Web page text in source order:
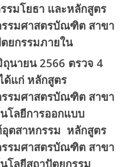
รมโยธา และหลักสูตร
รมศาสตรบัณฑิต สาขา
ยกรรมภายใน
นายน 2566 ตรวจ 4
ด้แก่ หลักสูตร
รมศาสตรบัณฑิต สาขา
โลยีการออกแบบ
ตสาหกรรม หลักสูตร
รมศาสตรบัณฑิต สาขา
โลยีสถาปัตยกรรม